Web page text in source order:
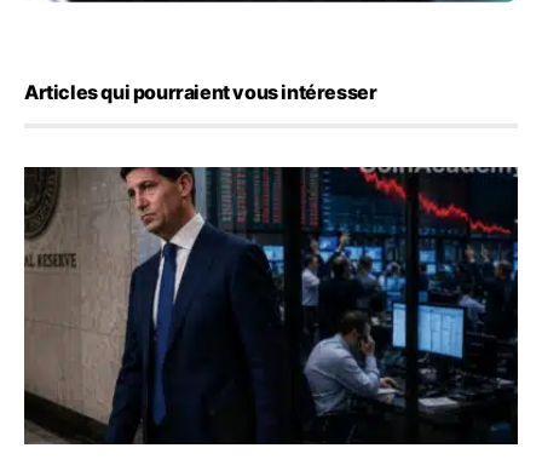
Articles qui pourraient vous intéresser
Kevin Warsh maintient sa communication minimaliste